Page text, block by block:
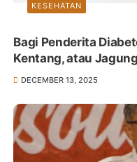
KESEHATAN
Bagi Penderita
Kentang, atau
DECEMBER 13, 2025